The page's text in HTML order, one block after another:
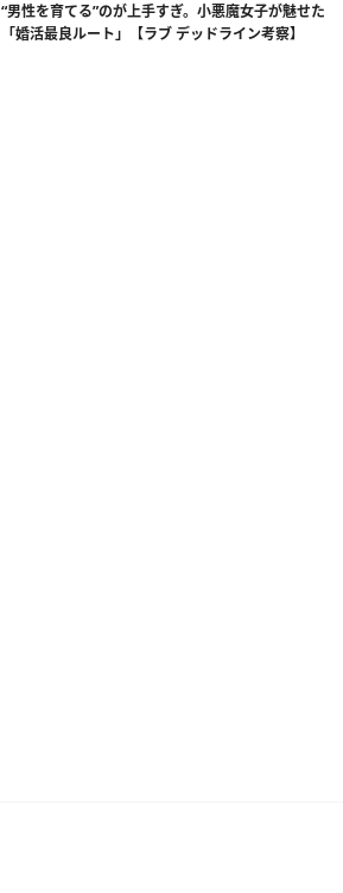
“男性を育てる”のが上手すぎ。小悪魔女子が魅せた
「婚活最良ルート」【ラブ デッドライン考察】